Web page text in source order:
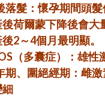
落髮：懷孕期間頭
荷爾蒙下降後會大
2～4個月最明顯。
（多囊症）：雄性
期、圍絕經期：雌
細